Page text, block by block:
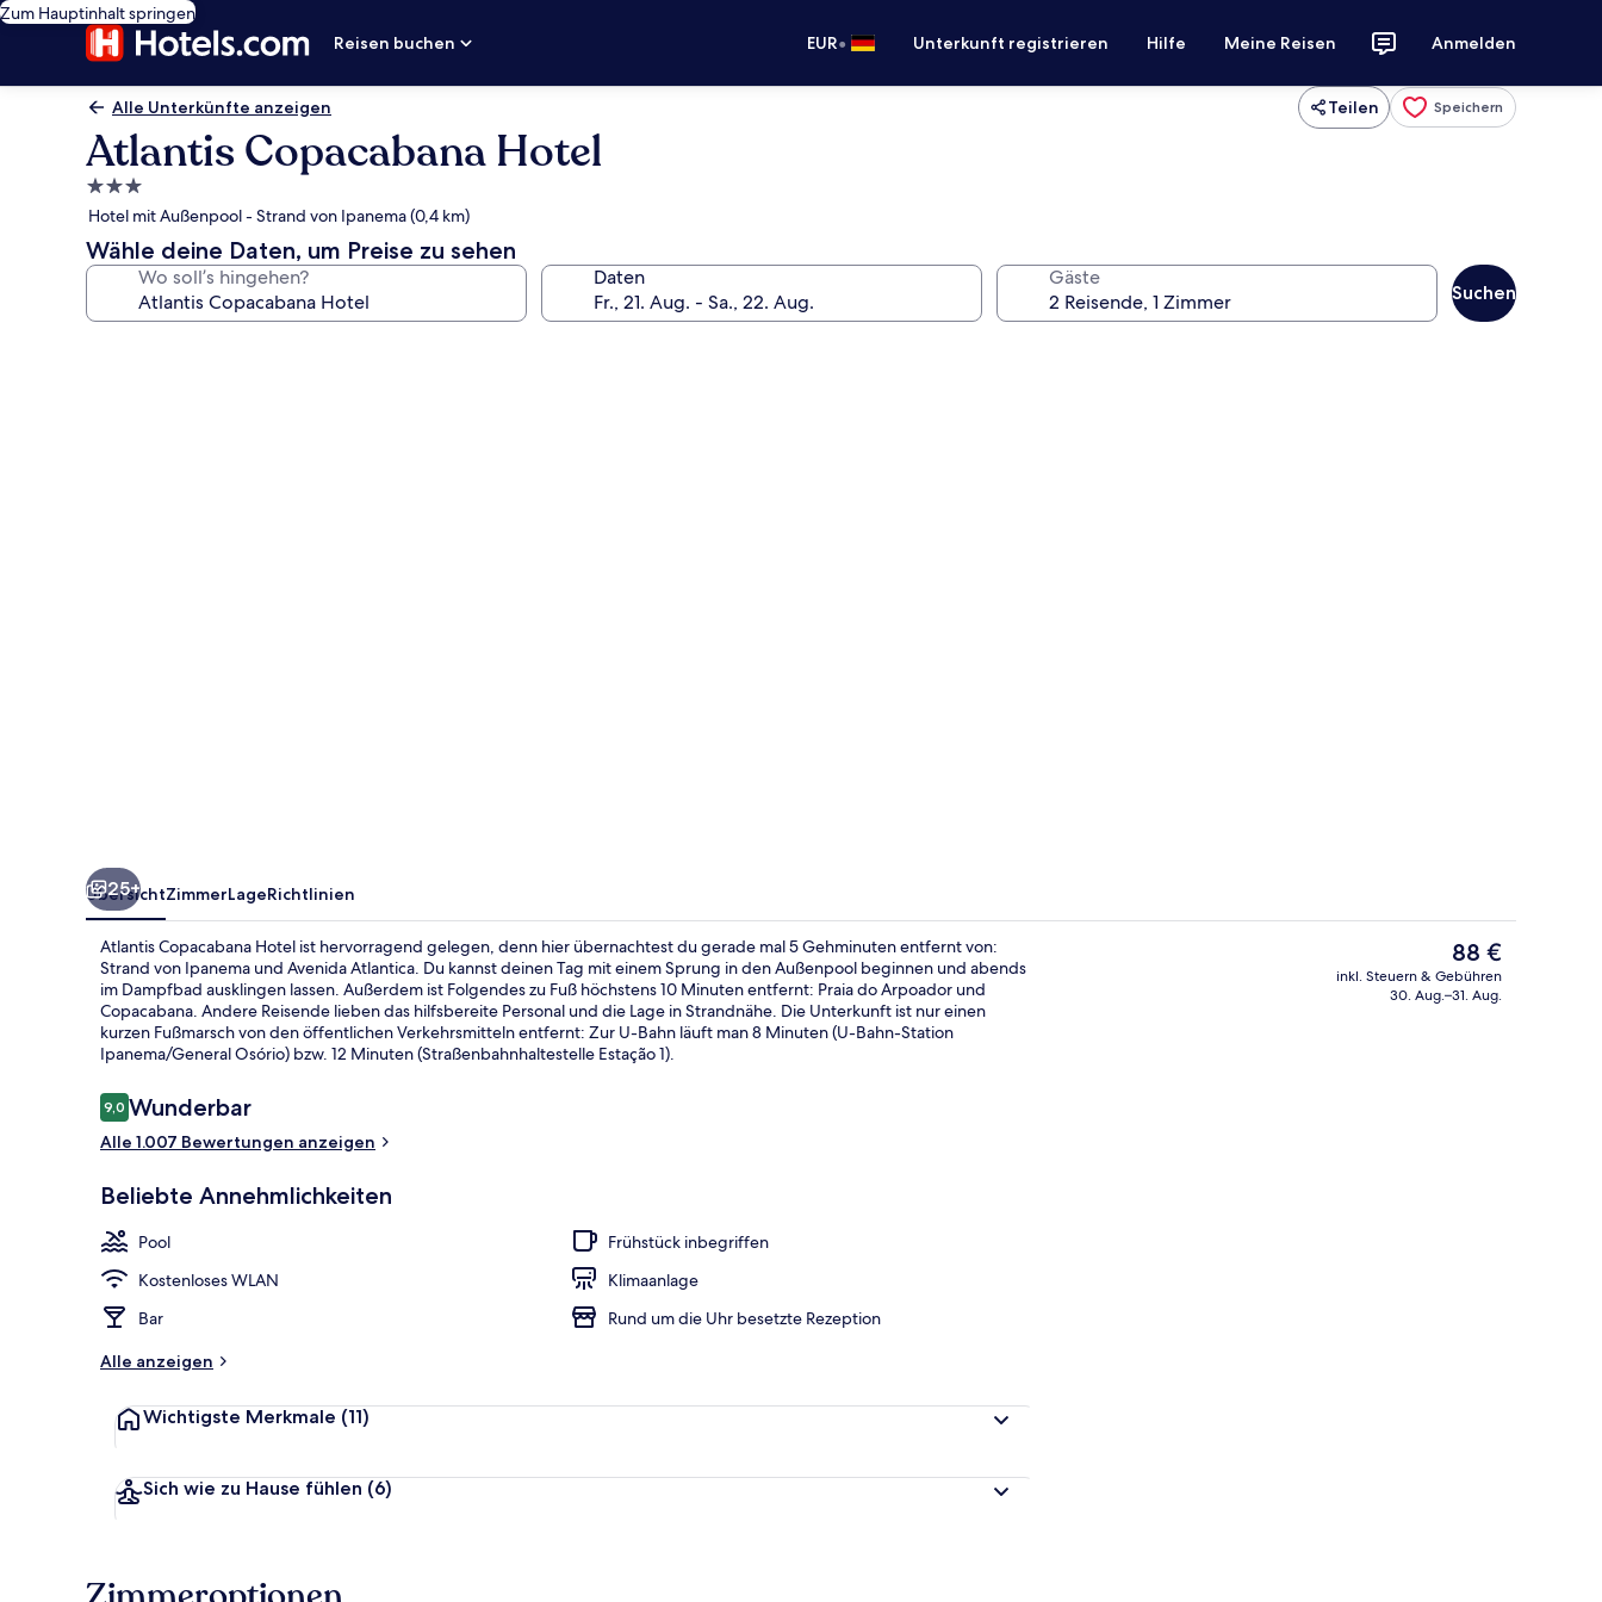
Zum Hauptinhalt springen
Reisen buchen
EUR• Unterkunft registrieren Hilfe Meine Reisen Anmelden
Alle Unterkünfte anzeigen Teilen Speichern
Atlantis Copacabana Hotel
3.0-
Sterne-
Unterkunft
Hotel mit Außenpool - Strand von Ipanema (0,4 km)
Wähle deine Daten, um Preise zu sehen
Wo soll’s hingehen? Daten Gäste
Suchen
Fassade der Unterkunft Terrasse/Patio
25+
ÜbersichtZimmerLageRichtlinien
Atlantis Copacabana Hotel ist hervorragend gelegen, denn hier übernachtest du gerade mal 5 Gehminuten entfernt von:
Strand von Ipanema und Avenida Atlantica. Du kannst deinen Tag mit einem Sprung in den Außenpool beginnen und abends
im Dampfbad ausklingen lassen. Außerdem ist Folgendes zu Fuß höchstens 10 Minuten entfernt: Praia do Arpoador und
Copacabana. Andere Reisende lieben das hilfsbereite Personal und die Lage in Strandnähe. Die Unterkunft ist nur einen
kurzen Fußmarsch von den öffentlichen Verkehrsmitteln entfernt: Zur U-Bahn läuft man 8 Minuten (U-Bahn-Station
Ipanema/General Osório) bzw. 12 Minuten (Straßenbahnhaltestelle Estação 1).
Bewertungen
9,09,0 von 10.
Wunderbar
Alle 1.007 Bewertungen anzeigen
Beliebte Annehmlichkeiten
Pool
Frühstück inbegriffen
Kostenloses WLAN
Klimaanlage
Bar
Rund um die Uhr besetzte Rezeption
Alle anzeigen
Wichtigste Merkmale (11)
Sich wie zu Hause fühlen (6)
Der
aktuelle
Preis
88 €
inkl. Steuern & Gebühren
30. Aug.–31. Aug.